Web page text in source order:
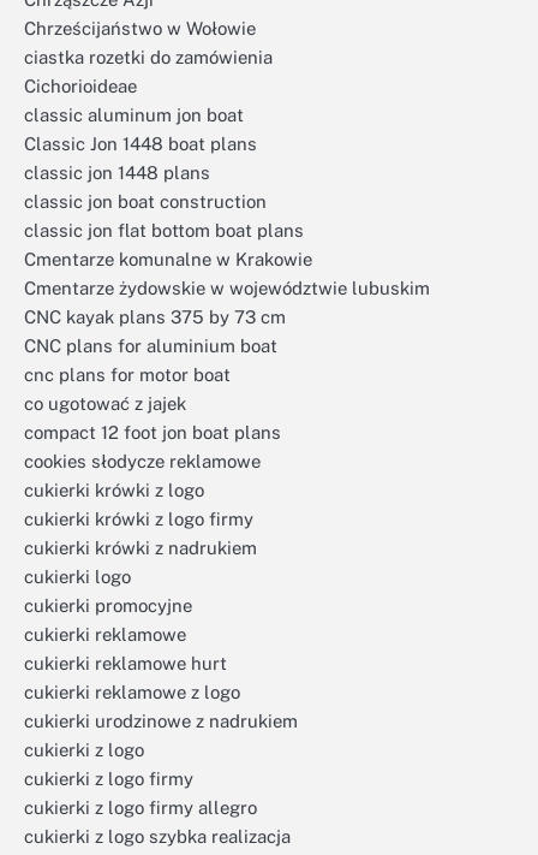
Chrześcijaństwo w Wołowie
ciastka rozetki do zamówienia
Cichorioideae
classic aluminum jon boat
Classic Jon 1448 boat plans
classic jon 1448 plans
classic jon boat construction
classic jon flat bottom boat plans
Cmentarze komunalne w Krakowie
Cmentarze żydowskie w województwie lubuskim
CNC kayak plans 375 by 73 cm
CNC plans for aluminium boat
cnc plans for motor boat
co ugotować z jajek
compact 12 foot jon boat plans
cookies słodycze reklamowe
cukierki krówki z logo
cukierki krówki z logo firmy
cukierki krówki z nadrukiem
cukierki logo
cukierki promocyjne
cukierki reklamowe
cukierki reklamowe hurt
cukierki reklamowe z logo
cukierki urodzinowe z nadrukiem
cukierki z logo
cukierki z logo firmy
cukierki z logo firmy allegro
cukierki z logo szybka realizacja